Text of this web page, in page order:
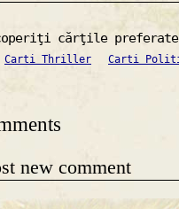
cărţile
Carti Thriller Carti
new comment